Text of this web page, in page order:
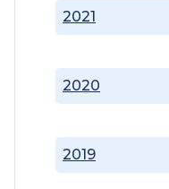
2019
2020
2021